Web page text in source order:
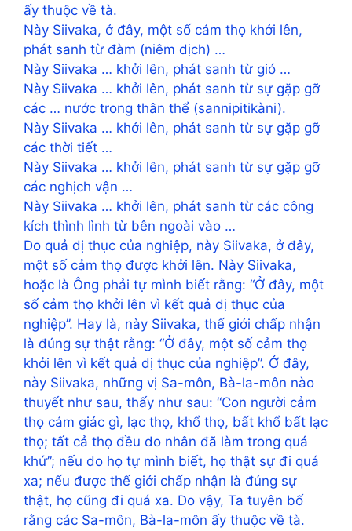
ấy thuộc về tà.
Này Siivaka, ở đây, một số cảm thọ khởi lên,
phát sanh từ đàm (niêm dịch) …
Này Siivaka … khởi lên, phát sanh từ gió …
Này Siivaka … khởi lên, phát sanh từ sự gặp gỡ
các … nước trong thân thể (sannipitikàni).
Này Siivaka … khởi lên, phát sanh từ sự gặp gỡ
các thời tiết …
Này Siivaka … khởi lên, phát sanh từ sự gặp gỡ
các nghịch vận …
Này Siivaka … khởi lên, phát sanh từ các công
kích thình lình từ bên ngoài vào …
Do quả dị thục của nghiệp, này Siivaka, ở đây,
một số cảm thọ được khởi lên. Này Siivaka,
hoặc là Ông phải tự mình biết rằng: “Ở đây, một
số cảm thọ khởi lên vì kết quả dị thục của
nghiệp”. Hay là, này Siivaka, thế giới chấp nhận
là đúng sự thật rằng: “Ở đây, một số cảm thọ
khởi lên vì kết quả dị thục của nghiệp”. Ở đây,
này Siivaka, những vị Sa-môn, Bà-la-môn nào
thuyết như sau, thấy như sau: “Con người cảm
thọ cảm giác gì, lạc thọ, khổ thọ, bất khổ bất lạc
thọ; tất cả thọ đều do nhân đã làm trong quá
khứ”; nếu do họ tự mình biết, họ thật sự đi quá
xa; nếu được thế giới chấp nhận là đúng sự
thật, họ cũng đi quá xa. Do vậy, Ta tuyên bố
rằng các Sa-môn, Bà-la-môn ấy thuộc về tà.